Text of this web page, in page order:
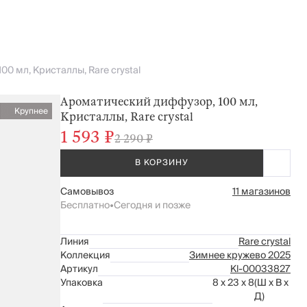
мл, Кристаллы, Rare crystal
Крупнее
Ароматический диффузор, 100 мл,
Кристаллы, Rare crystal
1 593 ₽2 290 ₽
В КОРЗИНУ
Самовывоз
11 магазинов
Бесплатно•Сегодня и позже
Линия
Rare crystal
Коллекция
Зимнее кружево 2025
Артикул
Kl-00033827
Упаковка
8 x 23 x 8(Ш x В x
Д)